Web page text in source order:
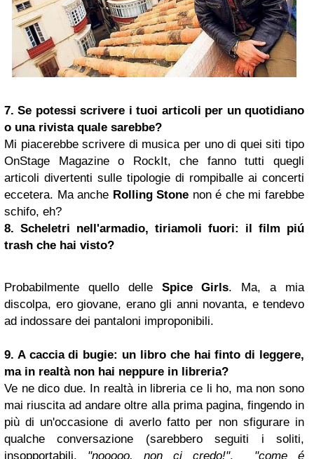
7. Se potessi scrivere i tuoi articoli per un quotidiano
o una rivista quale sarebbe?
Mi piacerebbe scrivere di musica per uno di quei siti tipo
OnStage Magazine o RockIt, che fanno tutti quegli
articoli divertenti sulle tipologie di rompiballe ai concerti
eccetera. Ma anche Rolling Stone non é che mi farebbe
schifo, eh?
8. Scheletri nell'armadio, tiriamoli fuori: il film piú
trash che hai visto?
Probabilmente quello delle Spice Girls. Ma, a mia
discolpa, ero giovane, erano gli anni novanta, e tendevo
ad indossare dei pantaloni improponibili.
9. A caccia di bugie: un libro che hai finto di leggere,
ma in realtà non hai neppure in libreria?
Ve ne dico due. In realtà in libreria ce li ho, ma non sono
mai riuscita ad andare oltre alla prima pagina, fingendo in
più di un'occasione di averlo fatto per non sfigurare in
qualche conversazione (sarebbero seguiti i soliti,
insopportabili, "nooooo, non ci credo!", "come é